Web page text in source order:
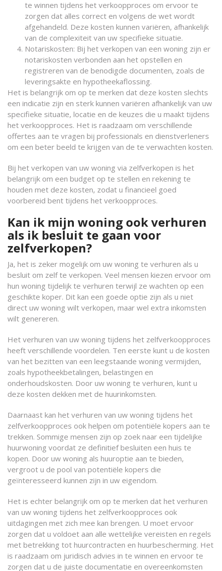
te winnen tijdens het verkoopproces om ervoor te
zorgen dat alles correct en volgens de wet wordt
afgehandeld. Deze kosten kunnen variëren, afhankelijk
van de complexiteit van uw specifieke situatie.
Notariskosten: Bij het verkopen van een woning zijn er
notariskosten verbonden aan het opstellen en
registreren van de benodigde documenten, zoals de
leveringsakte en hypotheekaflossing.
Het is belangrijk om op te merken dat deze kosten slechts
een indicatie zijn en sterk kunnen variëren afhankelijk van uw
specifieke situatie, locatie en de keuzes die u maakt tijdens
het verkoopproces. Het is raadzaam om verschillende
offertes aan te vragen bij professionals en dienstverleners
om een beter beeld te krijgen van de te verwachten kosten.
Bij het verkopen van uw woning via zelfverkopen is het
belangrijk om een budget op te stellen en rekening te
houden met deze kosten, zodat u financieel goed
voorbereid bent tijdens het verkoopproces.
Kan ik mijn woning ook verhuren
als ik besluit te gaan voor
zelfverkopen?
Ja, het is zeker mogelijk om uw woning te verhuren als u
besluit om zelf te verkopen. Veel mensen kiezen ervoor om
hun woning tijdelijk te verhuren terwijl ze wachten op een
geschikte koper. Dit kan een goede optie zijn als u niet
direct uw woning wilt verkopen, maar wel extra inkomsten
wilt genereren.
Het verhuren van uw woning tijdens het zelfverkoopproces
heeft verschillende voordelen. Ten eerste kunt u de kosten
van het bezitten van een leegstaande woning vermijden,
zoals hypotheekbetalingen, belastingen en
onderhoudskosten. Door uw woning te verhuren, kunt u
deze kosten dekken met de huurinkomsten.
Daarnaast kan het verhuren van uw woning tijdens het
zelfverkoopproces ook helpen om potentiële kopers aan te
trekken. Sommige mensen zijn op zoek naar een tijdelijke
huurwoning voordat ze definitief besluiten een huis te
kopen. Door uw woning als huuroptie aan te bieden,
vergroot u de pool van potentiële kopers die
geïnteresseerd kunnen zijn in uw eigendom.
Het is echter belangrijk om op te merken dat het verhuren
van uw woning tijdens het zelfverkoopproces ook
uitdagingen met zich mee kan brengen. U moet ervoor
zorgen dat u voldoet aan alle wettelijke vereisten en regels
met betrekking tot huurcontracten en huurbescherming. Het
is raadzaam om juridisch advies in te winnen en ervoor te
zorgen dat u de juiste documentatie en overeenkomsten